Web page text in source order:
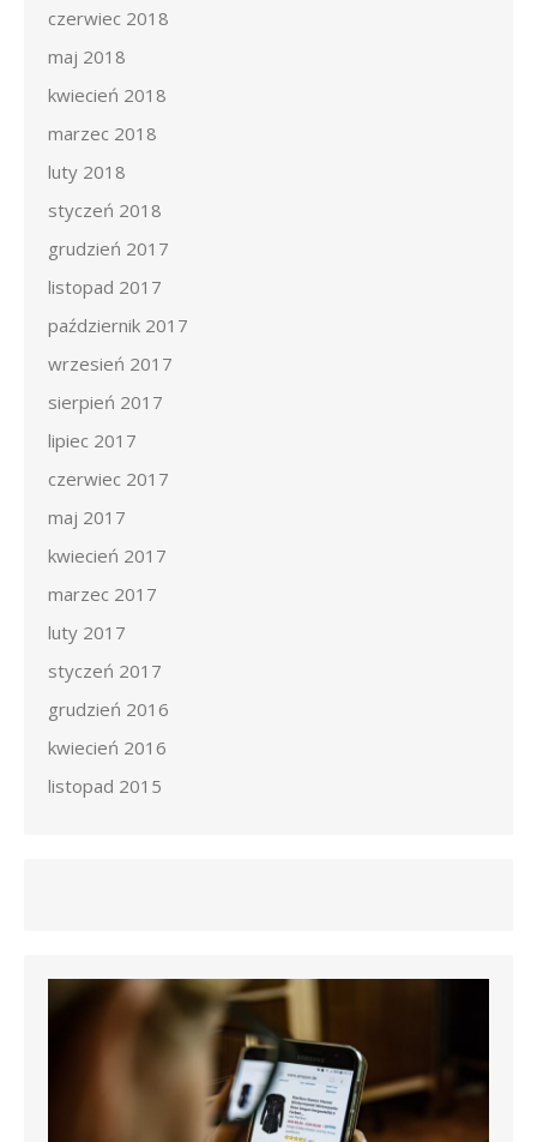
czerwiec 2018
maj 2018
kwiecień 2018
marzec 2018
luty 2018
styczeń 2018
grudzień 2017
listopad 2017
październik 2017
wrzesień 2017
sierpień 2017
lipiec 2017
czerwiec 2017
maj 2017
kwiecień 2017
marzec 2017
luty 2017
styczeń 2017
grudzień 2016
kwiecień 2016
listopad 2015